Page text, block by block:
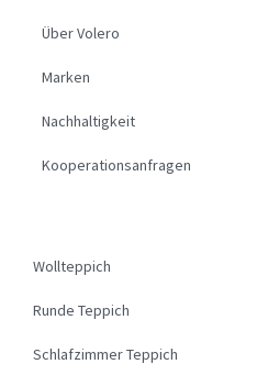
Über Volero
Marken
Nachhaltigkeit
Kooperationsanfragen
Wollteppich
Runde Teppich
Schlafzimmer Teppich